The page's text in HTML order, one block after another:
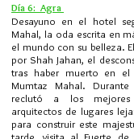
Día 6: Agra
Desayuno en el hotel
Mahal, la oda escrita en
el mundo con su belleza.
por Shah Jahan, el
tras haber muerto en
Mumtaz Mahal.
reclutó a los mejores
arquitectos de lugares
para construir este